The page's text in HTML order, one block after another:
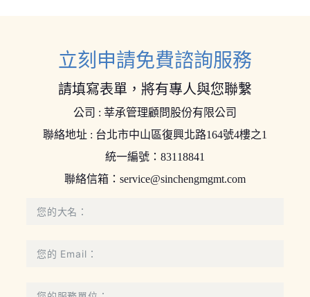
立刻申請免費諮詢服務
請填寫表單，將有專人與您聯繫
公司 : 莘承管理顧問股份有限公司
聯絡地址 : 台北市中山區復興北路164號4樓之1
統一編號：83118841
聯絡信箱： service@sinchengmgmt.com